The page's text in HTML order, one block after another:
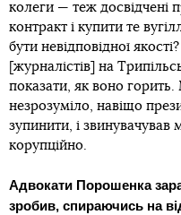
колеги — теж досвідчені
контракт і купити те
бути невідповідної
[журналістів] на
показати, як воно
незрозуміло, навіщо
зупинити, і
корупційно.
Адвокати Порошенка
зробив, спираючись на